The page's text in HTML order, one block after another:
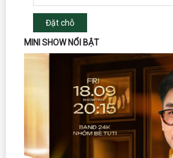
Đặt chỗ
MINI SHOW NỔI BẬT